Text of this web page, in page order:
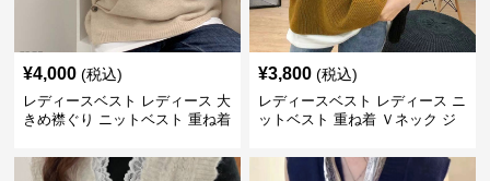
¥4,000 (税込)
レディースベスト レディース 大
きめ襟ぐり ニットベスト 重ね着
¥3,800 (税込)
レディースベスト レディース ニ
ットベスト 重ね着 Ｖネック ジ